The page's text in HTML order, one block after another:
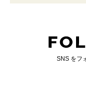
SNS をフ